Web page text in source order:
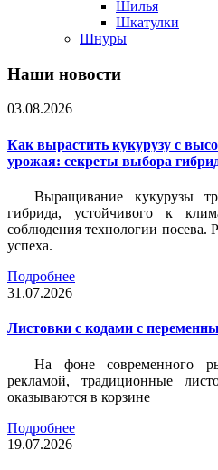
Шилья
Шкатулки
Шнуры
Наши новости
03.08.2026
Как вырастить кукурузу с
урожая: секреты выбора
Выращивание кукурузы
гибрида, устойчивого к
соблюдения технологии посева.
успеха.
Подробнее
31.07.2026
Листовки c кодами с
На фоне современного
рекламой, традиционные
оказываются в корзине
Подробнее
19.07.2026